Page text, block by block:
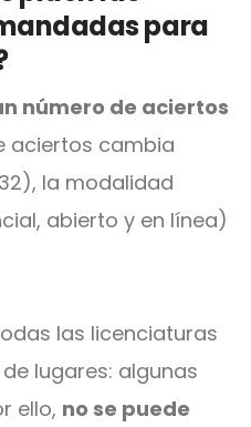
para
número de aciertos
aciertos cambia
la modalidad
abierto y en línea)
las licenciaturas
lugares: algunas
ello, no se puede